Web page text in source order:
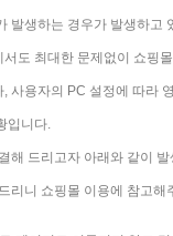
발생하는 경우가 발생하고
도 최대한 문제없이 쇼핑
사용자의 PC 설정에 따라
입니다.
해 드리고자 아래와 같이
리니 쇼핑몰 이용에 참고해